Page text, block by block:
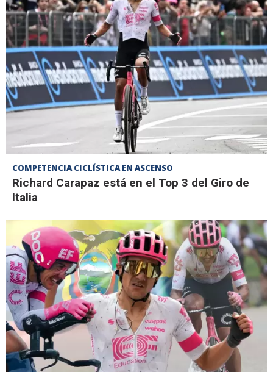
COMPETENCIA CICLÍSTICA EN ASCENSO
Richard Carapaz está en el Top 3 del Giro de
Italia